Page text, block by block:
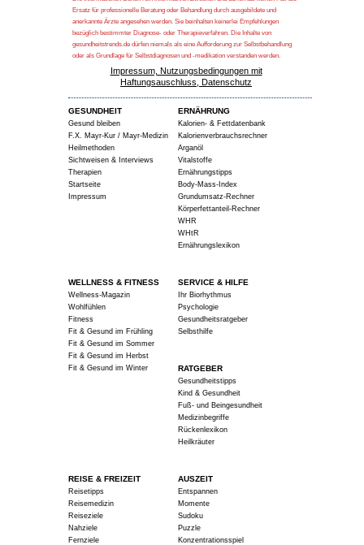
Ersatz für professionelle Beratung oder Behandlung durch ausgebildete und
anerkannte Ärzte angesehen werden. Sie beinhalten keinerlei Empfehlungen
bezüglich bestimmter Diagnose- oder Therapieverfahren. Die Inhalte von
gesundheitstrends.de dürfen niemals als eine Aufforderung zur Selbstbehandlung
oder als Grundlage für Selbstdiagnosen und -medikation verstanden werden.
Impressum, Nutzungsbedingungen mit
Haftungsauschluss, Datenschutz
GESUNDHEIT
Gesund bleiben
F.X. Mayr-Kur / Mayr-Medizin
Heilmethoden
Sichtweisen & Interviews
Therapien
Startseite
Impressum
ERNÄHRUNG
Kalorien- & Fettdatenbank
Kalorienverbrauchsrechner
Arganöl
Vitalstoffe
Ernährungstipps
Body-Mass-Index
Grundumsatz-Rechner
Körperfettanteil-Rechner
WHR
WHtR
Ernährungslexikon
WELLNESS & FITNESS
Wellness-Magazin
Wohlfühlen
Fitness
Fit & Gesund im Frühling
Fit & Gesund im Sommer
Fit & Gesund im Herbst
Fit & Gesund im Winter
SERVICE & HILFE
Ihr Biorhythmus
Psychologie
Gesundheitsratgeber
Selbsthilfe
RATGEBER
Gesundheitstipps
Kind & Gesundheit
Fuß- und Beingesundheit
Medizinbegriffe
Rückenlexikon
Heilkräuter
REISE & FREIZEIT
Reisetipps
Reisemedizin
Reiseziele
Nahziele
Fernziele
AUSZEIT
Entspannen
Momente
Sudoku
Puzzle
Konzentrationsspiel